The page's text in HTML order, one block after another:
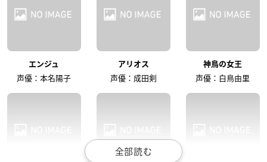
勝生真沙子
神鳥の先代女王
速水奨
ジュリアス
田中秀幸
クラヴィス
エンジュ
声優：本名陽子
アリオス
声優：成田剣
神鳥の女王
声優：白鳥由里